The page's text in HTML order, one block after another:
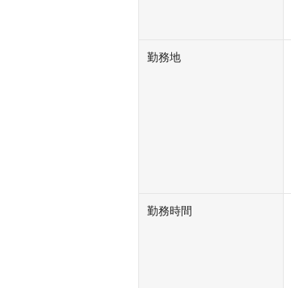
勤務地
勤務時間